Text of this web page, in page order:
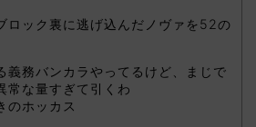
ロック裏に逃げ込んだノヴァを52の
義務バンカラやってるけど、まじで
常な量すぎて引くわ
のホッカス